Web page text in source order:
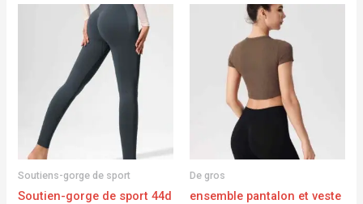
Soutiens-gorge de sport
Soutien-gorge de sport 44d
De gros
ensemble pantalon et veste